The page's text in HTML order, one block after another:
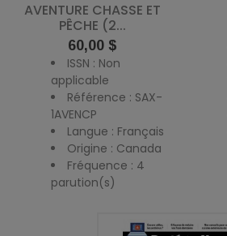
AVENTURE CHASSE ET
PÊCHE (2...
Prix
60,00 $
ISSN : Non
applicable
Référence : SAX-
1AVENCP
Langue : Français
Origine : Canada
Fréquence : 4
parution(s)